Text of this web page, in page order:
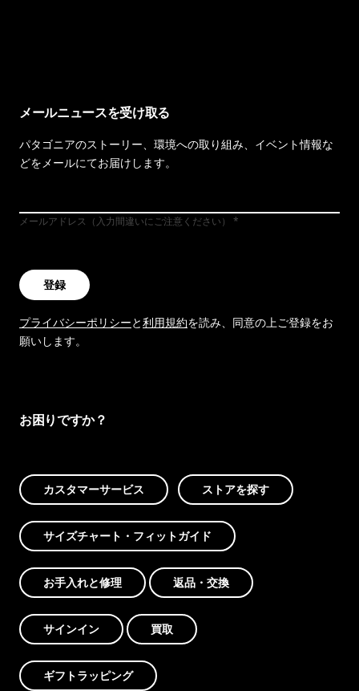
メールニュースを受け取る
パタゴニアのストーリー、環境への取り組み、イベント情報な
どをメールにてお届けします。
メールアドレス（入力間違いにご注意ください）
登録
プライバシーポリシーと利用規約を読み、同意の上ご登録をお
願いします。
お困りですか？
カスタマーサービス ストアを探す
サイズチャート・フィットガイド
お手入れと修理 返品・交換
サインイン 買取
ギフトラッピング